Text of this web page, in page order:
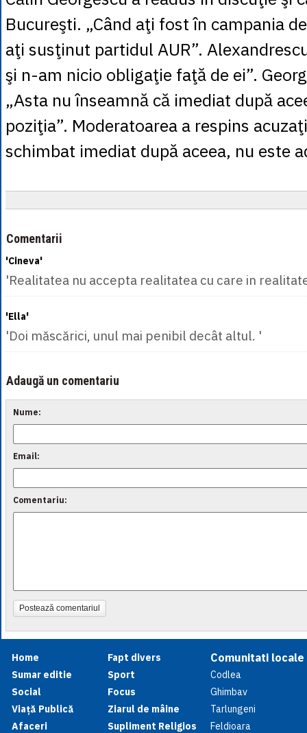
Bucureşti. „Când aţi fost în campania
aţi susţinut partidul AUR”.
şi n-am nicio obligaţie faţă de ei”.
„Asta nu înseamnă că imediat după
poziţia”. Moderatoarea a respins
schimbat imediat după aceea, nu este
Comentarii
'Cineva'
'Realitatea nu accepta realitatea cu care in
'Ella'
'Doi măscărici, unul mai penibil decât altul. '
Adaugă un comentariu
Nume:
Email:
Comentariu:
Postează comentariul
Home
Sumar editie
Social
Viață Publică
Afaceri
Fapt divers
Sport
Focus
Ziarul de mâine
Supliment Religios
Comunitati locale
Codlea
Ghimbav
Tarlungeni
Feldioara